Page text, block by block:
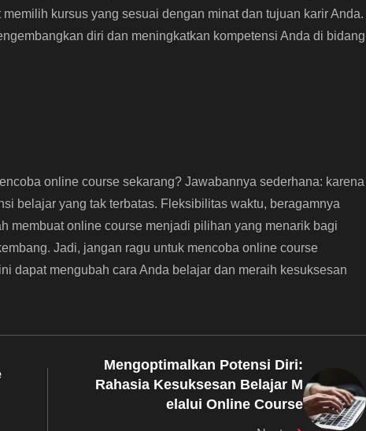
kursus yang sesuai dengan minat dan tujuan karir Anda.
diri dan meningkatkan kompetensi Anda di bidang
online course sekarang? Jawabannya sederhana: karena
belajar yang tak terbatas. Fleksibilitas waktu, beragamnya
membuat online course menjadi pilihan yang menarik bagi
Jadi, jangan ragu untuk mencoba online course
dapat mengubah cara Anda belajar dan meraih kesuksesan
Mengoptimalkan Potensi Diri:
Rahasia Kesuksesan Belajar M
elalui Online Course